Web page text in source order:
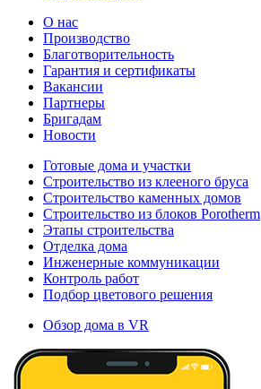
О нас
Производство
Благотворительность
Гарантия и сертификаты
Вакансии
Партнеры
Бригадам
Новости
Готовые дома и участки
Строительство из клееного бруса
Строительство каменных домов
Строительство из блоков Porotherm
Этапы строительства
Отделка дома
Инженерные коммуникации
Контроль работ
Подбор цветового решения
Обзор дома в VR